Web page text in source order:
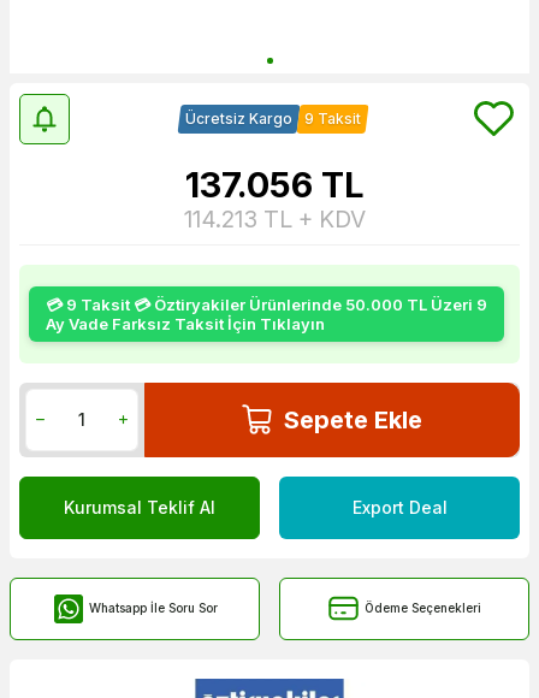
Ücretsiz Kargo 9 Taksit
137.056 TL
114.213 TL + KDV
💳 9 Taksit 💳 Öztiryakiler Ürünlerinde 50.000 TL Üzeri 9
Ay Vade Farksız Taksit İçin Tıklayın
Sepete Ekle
Kurumsal Teklif Al Export Deal
Whatsapp İle Soru Sor Ödeme Seçenekleri